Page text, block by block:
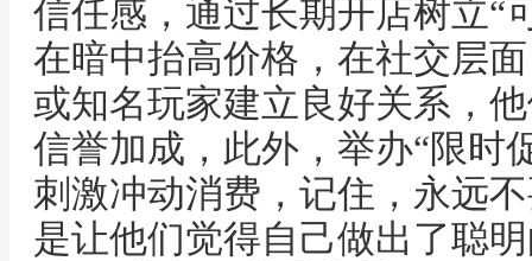
信任感，通过长期开店树立“
在暗中抬高价格，在社交层
或知名玩家建立良好关系，
信誉加成，此外，举办“限时
刺激冲动消费，记住，永远
是让他们觉得自己做出了聪